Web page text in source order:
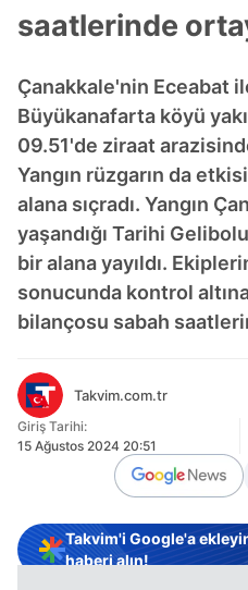
saatlerinde
Çanakkale'nin Eceabat
Büyükanafarta köyü
09.51'de ziraat
Yangın rüzgarın da
alana sıçradı. Yangın
yaşandığı Tarihi
bir alana yayıldı.
sonucunda kontrol altına
bilançosu sabah
Takvim.com.tr
Giriş Tarihi:
15 Ağustos 2024 20:51
Takvim'i Google'a
haberi alın!